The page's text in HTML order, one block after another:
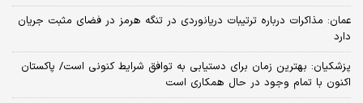
عمان: مذاکرات درباره ترتیبات دریانوردی در تنگه هرمز در فضای مثبت جریان
دارد
پزشکیان‌: بهترین زمان برای دستیابی به توافق شرایط کنونی است/ پاکستان
اکنون با تمام وجود در حال همکاری است